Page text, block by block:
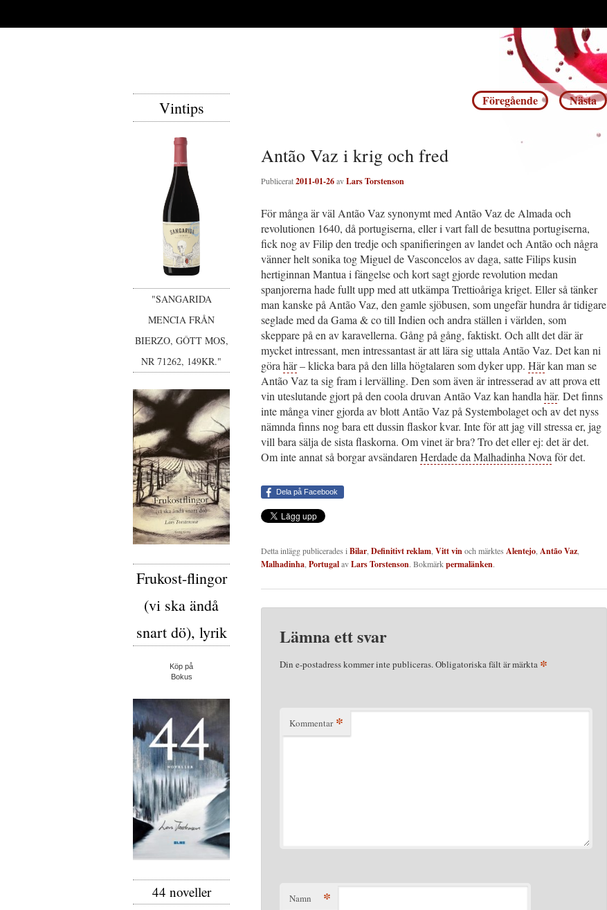
Inläggsnavigering
Föregående Nästa
Antão Vaz i krig och fred
Publicerat2011-01-26avLars Torstenson
För många är väl Antão Vaz synonymt med Antão Vaz de Almada och
revolutionen 1640, då portugiserna, eller i vart fall de besuttna portugiserna,
fick nog av Filip den tredje och spanifieringen av landet och Antão och några
vänner helt sonika tog Miguel de Vasconcelos av daga, satte Filips kusin
hertiginnan Mantua i fängelse och kort sagt gjorde revolution medan
spanjorerna hade fullt upp med att utkämpa Trettioåriga kriget. Eller så tänker
man kanske på Antão Vaz, den gamle sjöbusen, som ungefär hundra år tidigare
seglade med da Gama & co till Indien och andra ställen i världen, som
skeppare på en av karavellerna. Gång på gång, faktiskt. Och allt det där är
mycket intressant, men intressantast är att lära sig uttala Antão Vaz. Det kan ni
göra här– klicka bara på den lilla högtalaren som dyker upp. Härkan man se
Antão Vaz ta sig fram i lervälling. Den som även är intresserad av att prova ett
vin uteslutande gjort på den coola druvan Antão Vaz kan handla här. Det finns
inte många viner gjorda av blott Antão Vaz på Systembolaget och av det nyss
nämnda finns nog bara ett dussin flaskor kvar. Inte för att jag vill stressa er, jag
vill bara sälja de sista flaskorna. Om vinet är bra? Tro det eller ej: det är det.
Om inte annat så borgar avsändaren Herdade da Malhadinha Nova för det.
Dela på Facebook
Detta inlägg publicerades i Bilar Definitivt reklam Vitt vinoch märktes Alentejo Antão Vaz
Malhadinha PortugalavLars Torstenson. Bokmärkpermalänken.
Lämna ett svar
Din e-postadress kommer inte publiceras.Obligatoriska fält är märkta *
Kommentar *
Namn *
Vintips
"SANGARIDA
MENCIA FRÅN
BIERZO, GÔTT MOS,
NR 71262, 149KR."
Frukost-flingor
(vi ska ändå
snart dö), lyrik
Köp på
Bokus
44 noveller